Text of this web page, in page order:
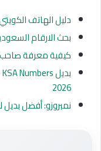
دليل الهاتف
بحث الارقام
كيفية معرفة صاحب
2026
نمبروزو: أفضل بديل لتروكولر 2025 في كشف